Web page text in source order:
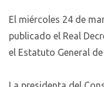
El miércoles 24 de
publicado el Real
el Estatuto General